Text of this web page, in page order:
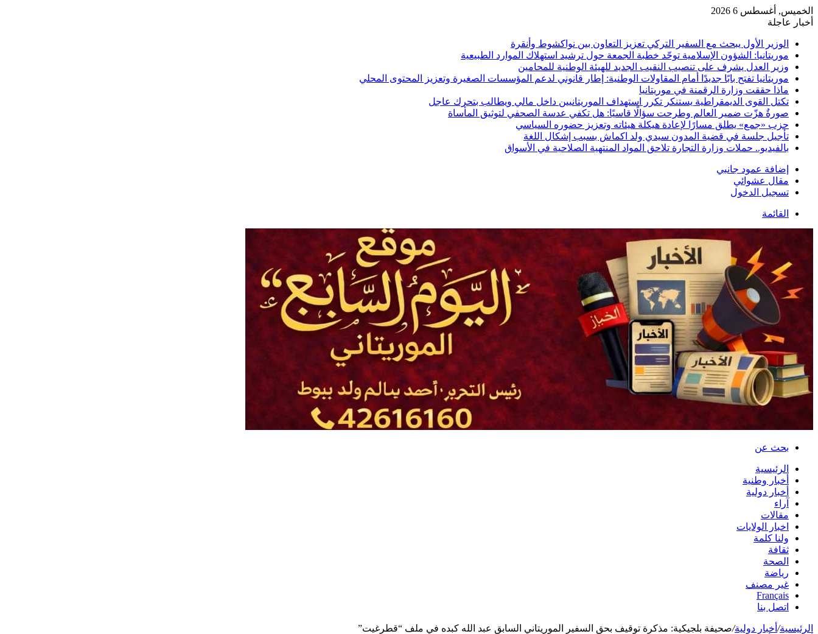
الخميس, أغسطس 6 2026
أخبار عاجلة
الوزير الأول يبحث مع السفير التركي تعزيز التعاون بين نواكشوط وأنقرة
موريتانيا: الشؤون الإسلامية توحّد خطبة الجمعة حول ترشيد استهلاك الموارد الطبيعية
وزير العدل يشرف على تنصيب النقيب الجديد للهيئة الوطنية للمحامين
موريتانيا تفتح بابًا جديدًا أمام المقاولات الوطنية: إطار قانوني لدعم المؤسسات الصغيرة وتعزيز المحتوى المحلي
ماذا حققت وزارة الرقمنة في موريتانيا
تكتل القوى الديمقراطية يستنكر تكرر استهداف الموريتانيين داخل مالي ويطالب بتحرك عاجل
صورةٌ هزّت ضمير العالم وطرحت سؤالًا قاسيًا: هل تكفي عدسة الصحفي لتوثيق المأساة
حزب «جمع» يطلق مسارًا لإعادة هيكلة هيئاته وتعزيز حضوره السياسي
تأجيل جلسة في قضية المدون سيدي ولد اكماش بسبب إشكال اللغة
بالفيديو.. حملات وزارة التجارة تلاحق المواد المنتهية الصلاحية في الأسواق
إضافة عمود جانبي
مقال عشوائي
تسجيل الدخول
القائمة
بحث عن
الرئيسية
أخبار وطنية
أخبار دولية
آراء
مقالات
اخبار الولايات
ولنا كلمة
ثقافة
الصحة
رياضة
غير مصنف
Français
اتصل بنا
الرئيسية/ أخبار دولية/صحيفة بلجيكية: مذكرة توقيف بحق السفير الموريتاني السابق عبد الله كبده في ملف “قطرغيت”